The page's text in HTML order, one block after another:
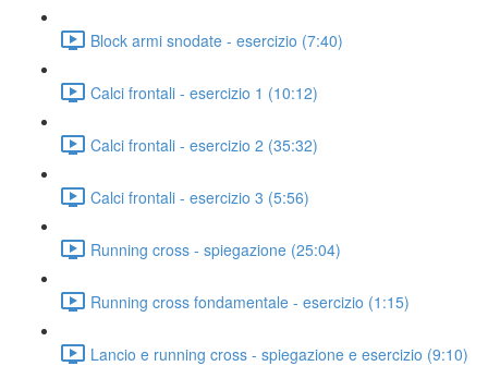
Block armi snodate - esercizio (7:40)
Calci frontali - esercizio 1 (10:12)
Calci frontali - esercizio 2 (35:32)
Calci frontali - esercizio 3 (5:56)
Running cross - spiegazione (25:04)
Running cross fondamentale - esercizio (1:15)
Lancio e running cross - spiegazione e esercizio (9:10)